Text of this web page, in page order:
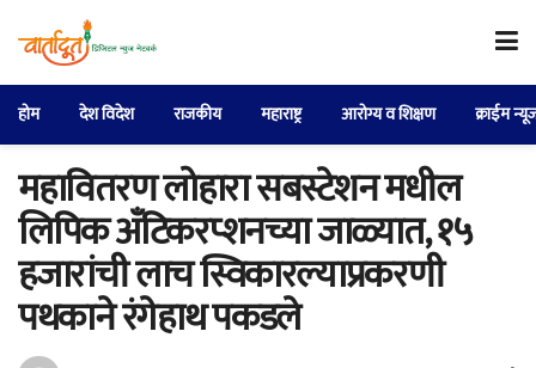
होम देश विदेश राजकीय महाराष्ट्र आरोग्य व शिक्षण क्राईम
महावितरण लोहारा सबस्टेशन मधील
लिपिक अँटिकरप्शनच्या जाळ्यात, १५
हजारांची लाच स्विकारल्याप्रकरणी
पथकाने रंगेहाथ पकडले